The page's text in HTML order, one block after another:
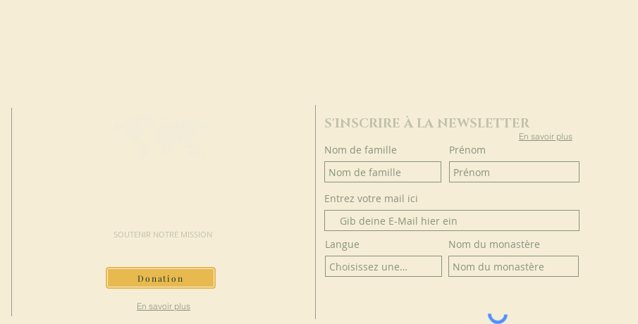
SOUTENIR NOTRE MISSION
Donation
En savoir plus
S'INSCRIRE À LA NEWSLETTER
En savoir plus
Nom de famille Prénom
Entrez votre mail ici
Langue Nom du monastère